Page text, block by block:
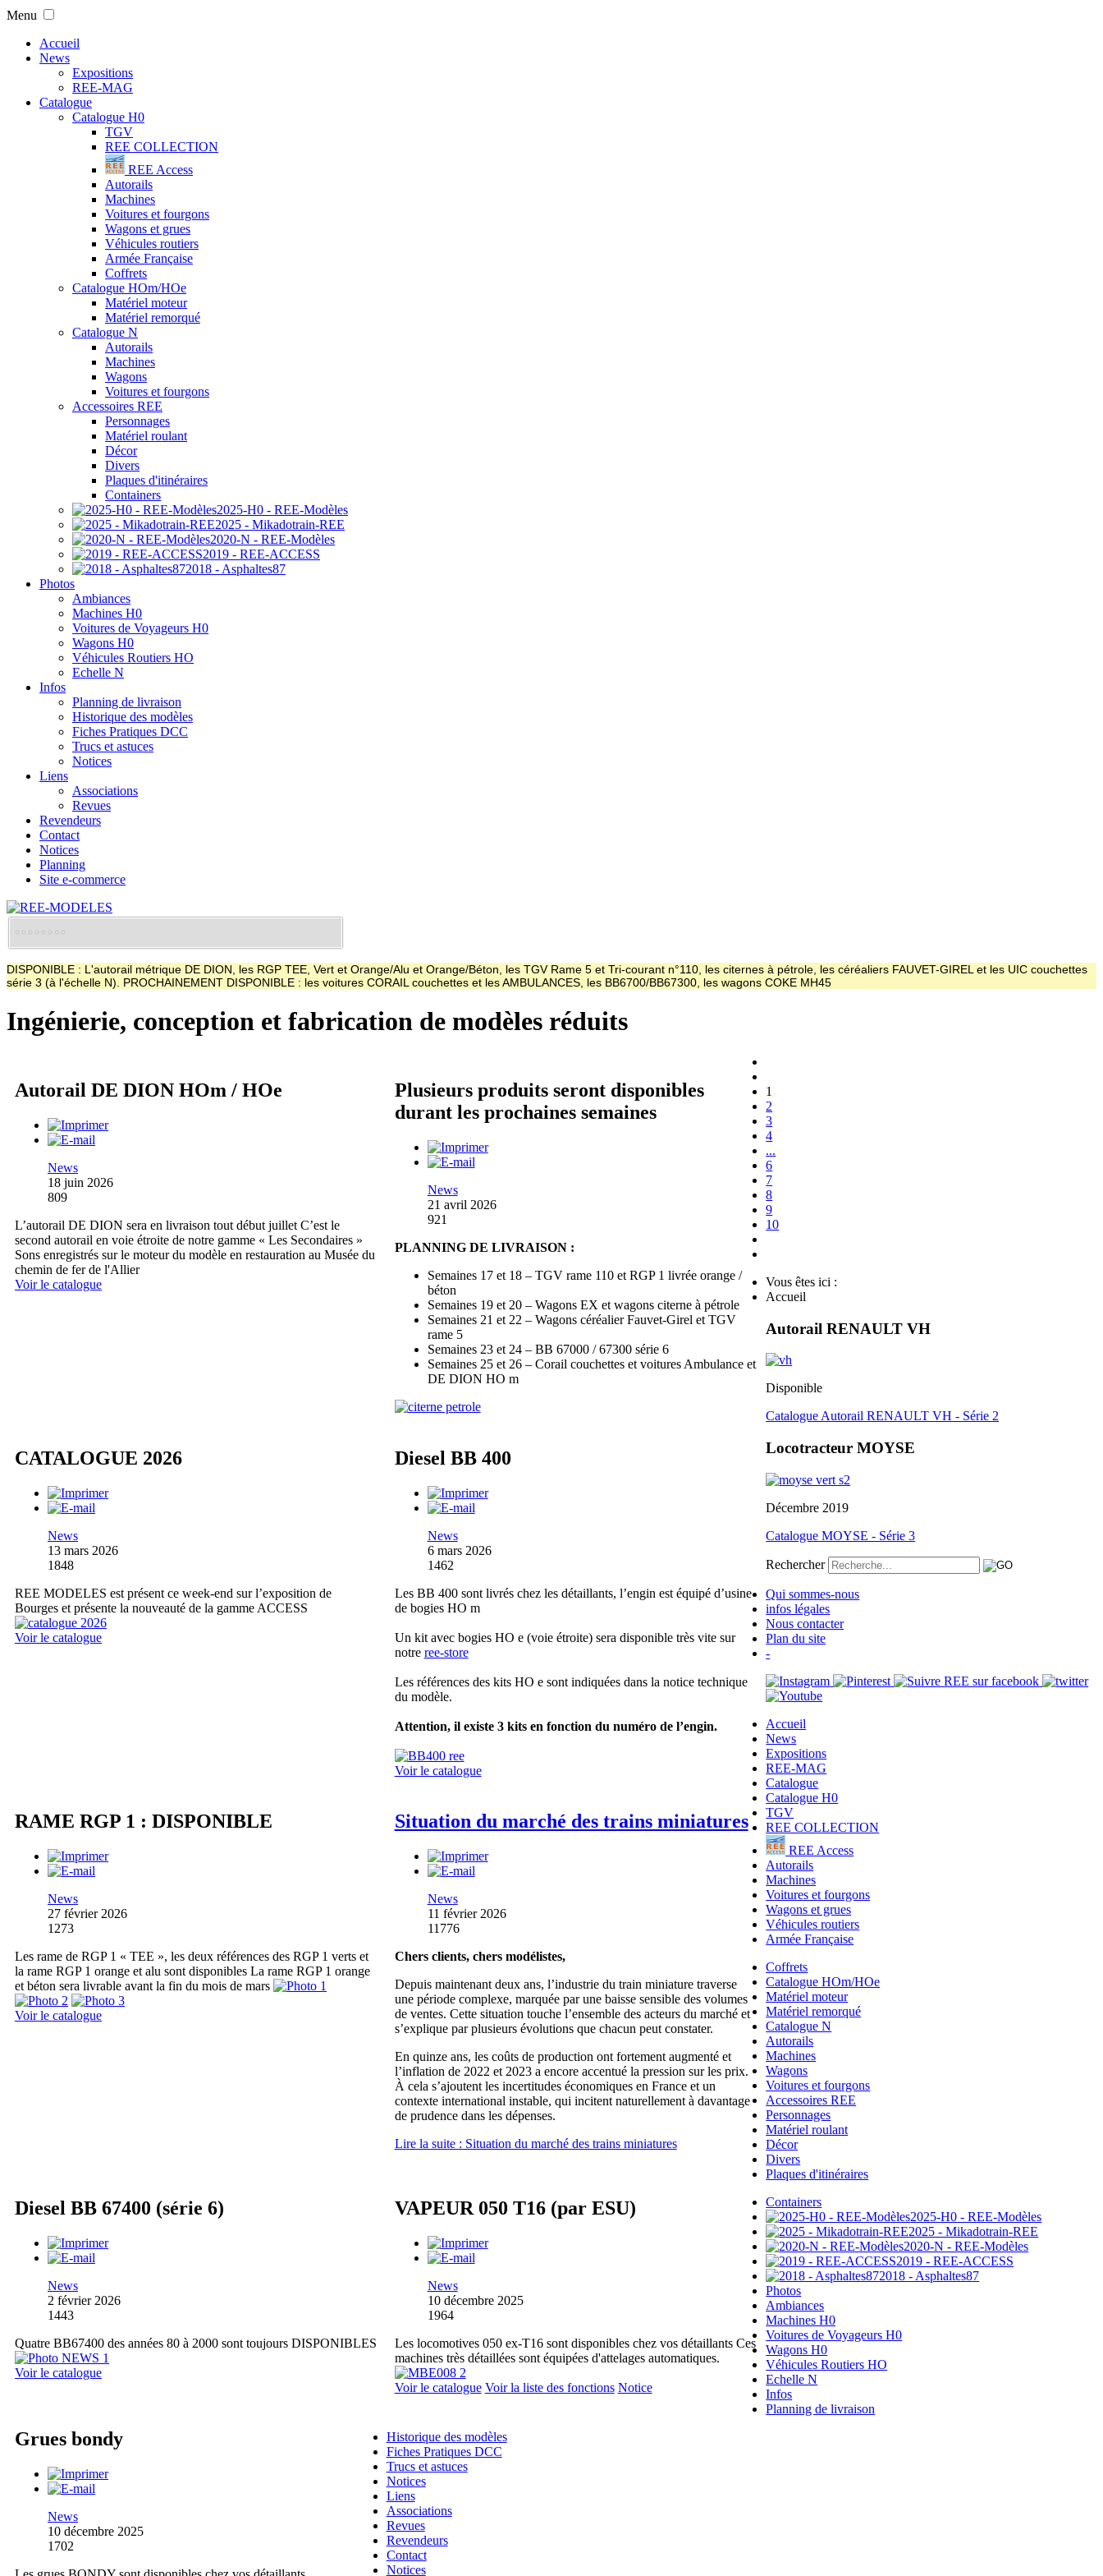
Menu
Accueil
News
Expositions
REE-MAG
Catalogue
Catalogue H0
TGV
REE COLLECTION
REE Access
Autorails
Machines
Voitures et fourgons
Wagons et grues
Véhicules routiers
Armée Française
Coffrets
Catalogue HOm/HOe
Matériel moteur
Matériel remorqué
Catalogue N
Autorails
Machines
Wagons
Voitures et fourgons
Accessoires REE
Personnages
Matériel roulant
Décor
Divers
Plaques d'itinéraires
Containers
2025-H0 - REE-Modèles
2025 - Mikadotrain-REE
2020-N - REE-Modèles
2019 - REE-ACCESS
2018 - Asphaltes87
Photos
Ambiances
Machines H0
Voitures de Voyageurs H0
Wagons H0
Véhicules Routiers HO
Echelle N
Infos
Planning de livraison
Historique des modèles
Fiches Pratiques DCC
Trucs et astuces
Notices
Liens
Associations
Revues
Revendeurs
Contact
Notices
Planning
Site e-commerce
DISPONIBLE : L'autorail métrique DE DION, les RGP TEE, Vert et Orange/Alu et Orange/Béton, les TGV Rame 5 et Tri-courant n°110, les citernes à pétrole, les céréaliers FAUVET-GIREL et les UIC couchettes
série 3 (à l'échelle N). PROCHAINEMENT DISPONIBLE : les voitures CORAIL couchettes et les AMBULANCES, les BB6700/BB67300, les wagons COKE MH45
Ingénierie, conception et fabrication de modèles réduits
Autorail DE DION HOm / HOe
News
18 juin 2026
809
L’autorail DE DION sera en livraison tout début juillet C’est le
second autorail en voie étroite de notre gamme « Les Secondaires »
Sons enregistrés sur le moteur du modèle en restauration au Musée du
chemin de fer de l'Allier
Voir le catalogue
Plusieurs produits seront disponibles
durant les prochaines semaines
News
21 avril 2026
921
PLANNING DE LIVRAISON :
Semaines 17 et 18 – TGV rame 110 et RGP 1 livrée orange /
béton
Semaines 19 et 20 – Wagons EX et wagons citerne à pétrole
Semaines 21 et 22 – Wagons céréalier Fauvet-Girel et TGV
rame 5
Semaines 23 et 24 – BB 67000 / 67300 série 6
Semaines 25 et 26 – Corail couchettes et voitures Ambulance et
DE DION HO m
CATALOGUE 2026
News
13 mars 2026
1848
REE MODELES est présent ce week-end sur l’exposition de
Bourges et présente la nouveauté de la gamme ACCESS
Voir le catalogue
Diesel BB 400
News
6 mars 2026
1462
Les BB 400 sont livrés chez les détaillants, l’engin est équipé d’usine
de bogies HO m
Un kit avec bogies HO e (voie étroite) sera disponible très vite sur
notre ree-store
Les références des kits HO e sont indiquées dans la notice technique
du modèle.
Attention, il existe 3 kits en fonction du numéro de l’engin.
Voir le catalogue
RAME RGP 1 : DISPONIBLE
News
27 février 2026
1273
Les rame de RGP 1 « TEE », les deux références des RGP 1 verts et
la rame RGP 1 orange et alu sont disponibles La rame RGP 1 orange
et béton sera livrable avant la fin du mois de mars
Voir le catalogue
Situation du marché des trains miniatures
News
11 février 2026
11776
Chers clients, chers modélistes,
Depuis maintenant deux ans, l’industrie du train miniature traverse
une période complexe, marquée par une baisse sensible des volumes
de ventes. Cette situation touche l’ensemble des acteurs du marché et
s’explique par plusieurs évolutions que chacun peut constater.
En quinze ans, les coûts de production ont fortement augmenté et
l’inflation de 2022 et 2023 a encore accentué la pression sur les prix.
À cela s’ajoutent les incertitudes économiques en France et un
contexte international instable, qui incitent naturellement à davantage
de prudence dans les dépenses.
Lire la suite : Situation du marché des trains miniatures
Diesel BB 67400 (série 6)
News
2 février 2026
1443
Quatre BB67400 des années 80 à 2000 sont toujours DISPONIBLES
Voir le catalogue
VAPEUR 050 T16 (par ESU)
News
10 décembre 2025
1964
Les locomotives 050 ex-T16 sont disponibles chez vos détaillants Ces
machines très détaillées sont équipées d'attelages automatiques.
Voir le catalogue Voir la liste des fonctions Notice
Grues bondy
News
10 décembre 2025
1702
1
2
3
4
...
6
7
8
9
10
Vous êtes ici :
Accueil
Autorail RENAULT VH
Disponible
Catalogue Autorail RENAULT VH - Série 2
Locotracteur MOYSE
Décembre 2019
Catalogue MOYSE - Série 3
Rechercher
Qui sommes-nous
infos légales
Nous contacter
Plan du site
-
Accueil
News
Expositions
REE-MAG
Catalogue
Catalogue H0
TGV
REE COLLECTION
REE Access
Autorails
Machines
Voitures et fourgons
Wagons et grues
Véhicules routiers
Armée Française
Coffrets
Catalogue HOm/HOe
Matériel moteur
Matériel remorqué
Catalogue N
Autorails
Machines
Wagons
Voitures et fourgons
Accessoires REE
Personnages
Matériel roulant
Décor
Divers
Plaques d'itinéraires
Containers
2025-H0 - REE-Modèles
2025 - Mikadotrain-REE
2020-N - REE-Modèles
2019 - REE-ACCESS
2018 - Asphaltes87
Photos
Ambiances
Machines H0
Voitures de Voyageurs H0
Wagons H0
Véhicules Routiers HO
Echelle N
Infos
Planning de livraison
Historique des modèles
Fiches Pratiques DCC
Trucs et astuces
Notices
Liens
Associations
Revues
Revendeurs
Contact
Notices